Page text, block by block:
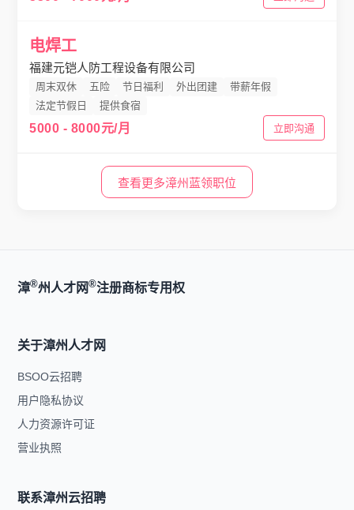
电焊工
福建元铠人防工程设备有限公司
周末双休 五险 节日福利 外出团建
带薪年假
法定节假日
提供食宿
5000 - 8000元/月 立即沟通
查看更多漳州蓝领职位
漳®州人才网®注册商标专用权
关于漳州人才网
BSOO云招聘
用户隐私协议
人力资源许可证
营业执照
联系漳州云招聘